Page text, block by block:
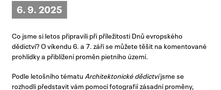
6. 9. 2025
Co jsme si letos připravili při příležitosti Dnů evropského
dědictví? O víkendu 6. a 7. září se můžete těšit na komentované
prohlídky a přiblížení proměn pietního území.
Podle letošního tématu Architektonické dědictvíjsme se
rozhodli představit vám pomocí fotografií zásadní proměny,